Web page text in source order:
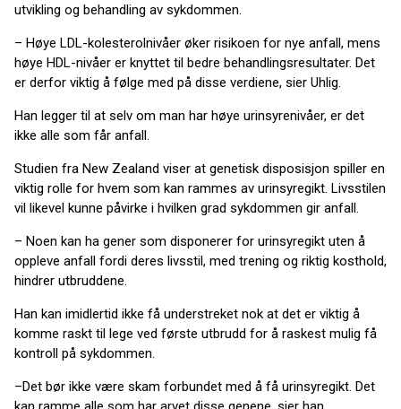
utvikling og behandling av sykdommen.
– Høye LDL-kolesterolnivåer øker risikoen for nye anfall, mens
høye HDL-nivåer er knyttet til bedre behandlingsresultater. Det
er derfor viktig å følge med på disse verdiene, sier Uhlig.
Han legger til at selv om man har høye urinsyrenivåer, er det
ikke alle som får anfall.
Studien fra New Zealand viser at genetisk disposisjon spiller en
viktig rolle for hvem som kan rammes av urinsyregikt. Livsstilen
vil likevel kunne påvirke i hvilken grad sykdommen gir anfall.
– Noen kan ha gener som disponerer for urinsyregikt uten å
oppleve anfall fordi deres livsstil, med trening og riktig kosthold,
hindrer utbruddene.
Han kan imidlertid ikke få understreket nok at det er viktig å
komme raskt til lege ved første utbrudd for å raskest mulig få
kontroll på sykdommen.
–Det bør ikke være skam forbundet med å få urinsyregikt. Det